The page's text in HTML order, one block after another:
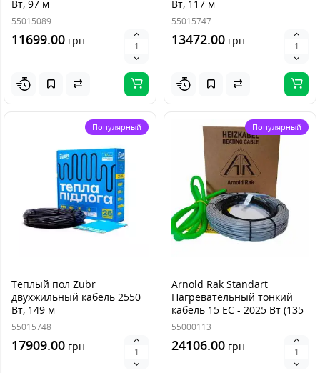
Вт, 97 м
55015089
11699.00 грн
Вт, 117 м
55015747
13472.00 грн
Популярный
Теплый пол Zubr
двухжильный кабель 2550
Вт, 149 м
55015748
17909.00 грн
Популярный
Arnold Rak Standart
Нагревательный тонкий
кабель 15 ЕС - 2025 Вт (135
м)
55000113
24106.00 грн